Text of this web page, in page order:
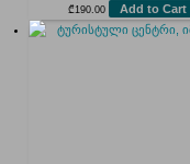
₾ 190.00 Add to Cart